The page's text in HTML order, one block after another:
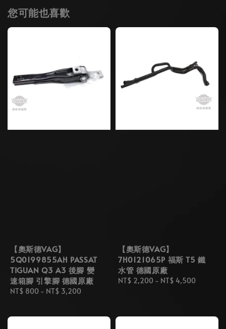
您可能也喜歡
【奧斯德VAG】
5Q0199855AH PASSAT
TIGUAN Q3 A3 後腳 變
速箱腳 引擎腳 德國原廠
Regular
NT$ 800 - NT$ 3,200
【奧斯德VAG】
7H0121065P 福斯 T5 鐵
水管 德國原廠
Regular
NT$ 2,200 - NT$ 4,500